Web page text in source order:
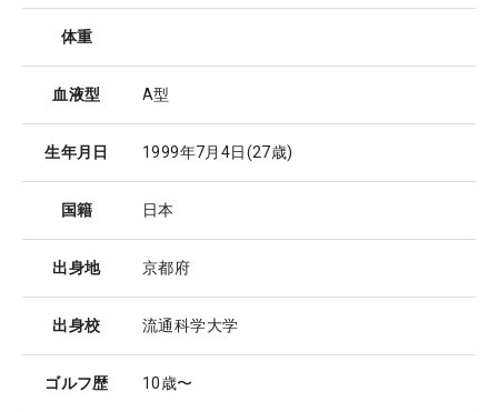
体重
血液型 A型
生年月日 1999年7月4日(27歳)
国籍 日本
出身地 京都府
出身校 流通科学大学
ゴルフ歴 10歳〜